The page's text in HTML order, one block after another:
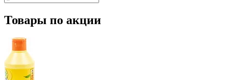
Товары по акции